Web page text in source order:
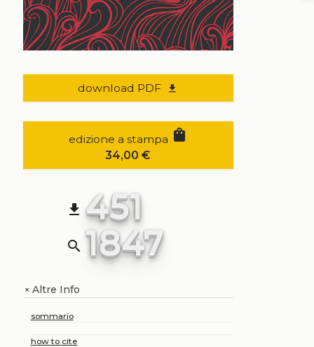
download PDF file_download
edizione a stampa shopping_bag
34,00 €
file_download 451
search 1847
+Altre Info
sommario
how to cite